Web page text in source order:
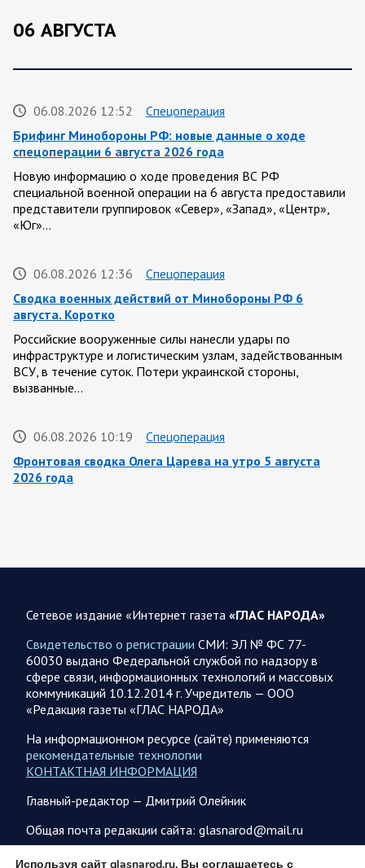
06 АВГУСТА
06.08.2026 12:52
Спецоперация
Брифинг Минобороны РФ: новые данные о ходе
спецоперации 6 августа 2026 года
Новую информацию о ходе проведения ВС РФ
специальной военной операции на 6 августа предоставили
представители группировок «Север», «Запад», «Центр»,
«Юг»…
06.08.2026 12:36
Спецоперация
Сводка военных действий от Минобороны РФ 6
августа. Коротко
Российские вооруженные силы нанесли удары по
инфраструктуре и логистическим узлам, задействованным
ВСУ, в течение суток. Потери украинской стороны,
вызванные…
06.08.2026 10:19
Спецоперация
Фронтовая сводка Олега Царева на утро 5 августа
2026 года
Украинские террористы продолжают убивать мирное
население приграничных районов. Данные на 6 августа
За прошедшие сутки армия трусов и убийц, будучи не в
силах ничего противопоставить на поле боя, атаковала
гражданское население Белгородской…
06.08.2026 07:49
Спецоперация
Сводка на утро 6 августа 2026 года от Двух майоров
В Ярославле после налета перекрыто движение по
Московскому проспекту, изменена работы общественного
транспорта. Судя по записям с кналов противника, его…
Сетевое издание «Интернет газета «ГЛАС НАРОДА»
Свидетельство о регистрации СМИ: ЭЛ № ФС 77-
60030 выдано Федеральной службой по надзору в
сфере связи, информационных технологий и массовых
коммуникаций 10.12.2014 г. Учредитель — ООО
«Редакция газеты «ГЛАС НАРОДА»
На информационном ресурсе (сайте) применяются
рекомендательные технологии
КОНТАКТНАЯ ИНФОРМАЦИЯ
Главный-редактор — Дмитрий Олейник
Общая почта редакции сайта: glasnarod@mail.ru
ПОДПИСКА
Используя сайт glasnarod.ru, Вы соглашаетесь с